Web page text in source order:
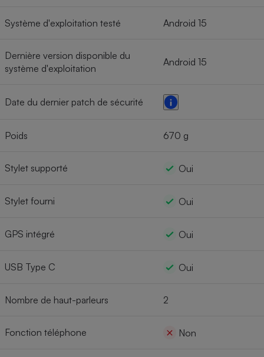
Système d'exploitation testé Android 15
Dernière version disponible du
système d'exploitation
Android 15
Date du dernier patch de sécurité
Poids 670 g
Stylet supporté Oui
Stylet fourni Oui
GPS intégré Oui
USB Type C Oui
Nombre de haut-parleurs 2
Fonction téléphone Non